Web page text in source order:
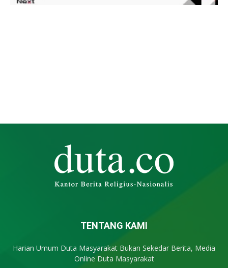
TENTANG KAMI
Harian Umum Duta Masyarakat Bukan Sekedar Berita, Media
Online Duta Masyarakat